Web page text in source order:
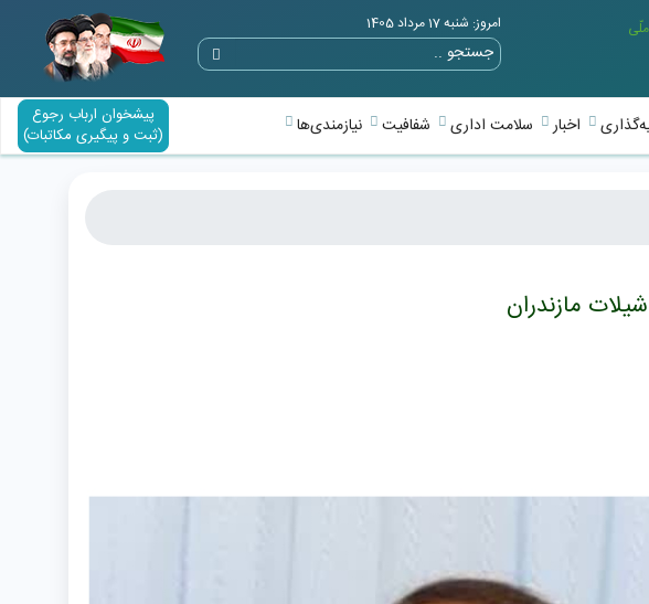
امروز: شنبه 17 مرداد 1405
پیشخوان ارباب رجوع
(ثبت و پیگیری مکاتبات)
اخبار سلامت اداری شفافیت نیازمندی‌ها
مازندران